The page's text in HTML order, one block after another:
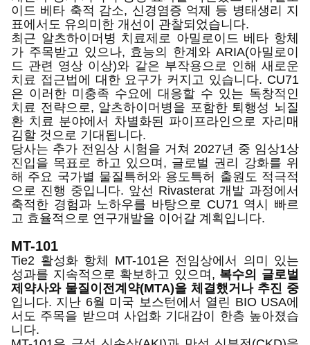
이드 베타 축적 감소, 신경염증 억제 등 병태생리 지
표에서도 유의미한 개선이 관찰되었습니다.
최근 알츠하이머병 치료제로 아밀로이드 베타 항체
가 주목받고 있으나, 효능의 한계와 ARIA(아밀로이
드 관련 영상 이상)와 같은 부작용으로 인해 새로운
치료 접근법에 대한 요구가 커지고 있습니다. CU71
은 이러한 미충족 수요에 대응할 수 있는 독창적인
치료 전략으로, 알츠하이머병을 포함한 퇴행성 뇌질
환 치료 분야에서 차별화된 파이프라인으로 자리매
김할 것으로 기대됩니다.
당사는 추가 전임상 시험을 거쳐 2027년 중 임상1상
진입을 목표로 하고 있으며, 글로벌 권리 강화를 위
해 주요 국가별 물질특허와 용도특허 출원도 적극적
으로 진행 중입니다. 앞선 Rivasterat 개발 과정에서
축적한 경험과 노하우를 바탕으로 CU71 역시 빠르
고 효율적으로 연구개발을 이어갈 계획입니다.
MT-101
Tie2 활성화 항체 MT-101은 전임상에서 의미 있는
성과를 지속적으로 확보하고 있으며, 복수의 글로벌
제약사와 물질이전계약(MTA)을 체결했거나 추진 중
입니다. 지난 6월 미국 보스턴에서 열린 BIO USA에
서도 주목을 받으며 사업화 기대감이 한층 높아졌습
니다.